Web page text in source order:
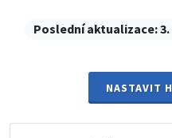
Poslední aktualizace:3.
NASTAVIT